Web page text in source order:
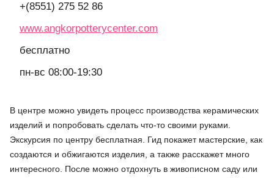
+(8551) 275 52 86
www.angkorpotterycenter.com
бесплатно
пн-вс 08:00-19:30
В центре можно увидеть процесс производства керамических
изделий и попробовать сделать что-то своими руками.
Экскурсия по центру бесплатная. Гид покажет мастерские, как
создаются и обжигаются изделия, а также расскажет много
интересного. После можно отдохнуть в живописном саду или